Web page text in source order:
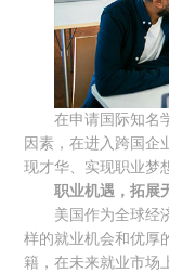
在申请国际知名
因素，在进入跨国企
现才华、实现职业梦
职业机遇，拓展
美国作为全球经
样的就业机会和优厚
籍，在未来就业市场